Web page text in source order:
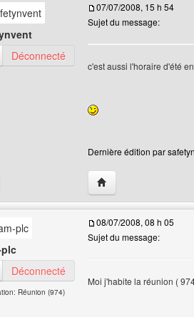
Voir le profil de l'utilisateur
Déconnecté
07/07/2008, 15 h 54
Sujet du message:
c'est aussi l'horaire d'été
Dernière édition par
Visiter le site web
plc Voir le profil de l'utilisateur
Déconnecté
Réunion (974)
08/07/2008, 08 h 05
Sujet du message:
Moi j'habite la réunion (